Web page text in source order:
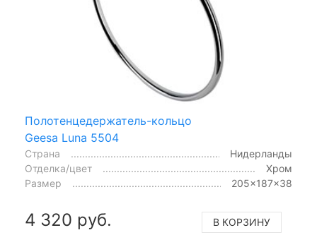
Полотенцедержатель-кольцо
Geesa Luna 5504
Страна
Нидерланды
Отделка/цвет
Хром
Размер
205x187x38
4 320 руб. В КОРЗИНУ